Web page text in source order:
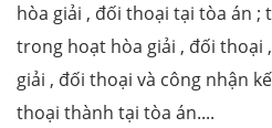
hòa giải , đối thoại tại tòa án ;
trong hoạt hòa giải , đối
giải , đối thoại và công nhận
thoại thành tại tòa án....